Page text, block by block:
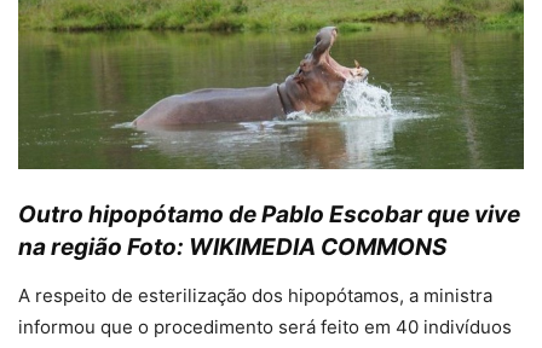
Outro hipopótamo de Pablo Escobar que vive
na região Foto: WIKIMEDIA COMMONS
A respeito de esterilização dos hipopótamos, a ministra
informou que o procedimento será feito em 40 indivíduos